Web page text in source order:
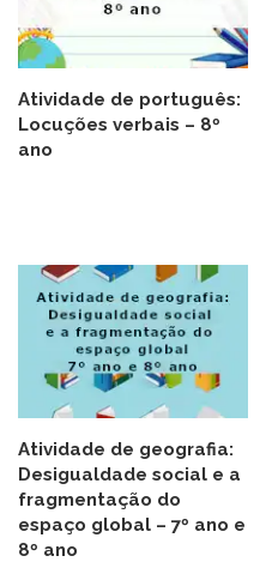
Atividade de português:
Locuções verbais – 8º
ano
Atividade de geografia:
Desigualdade social e a
fragmentação do
espaço global – 7º ano e
8º ano